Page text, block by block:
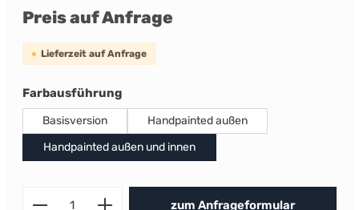
Preis auf Anfrage
Lieferzeit auf Anfrage
Farbausführungauswählen
Basisversion
Handpainted außen
Handpainted außen und innen
Produkt Anzahl: Gib den
zum Anfrageformular